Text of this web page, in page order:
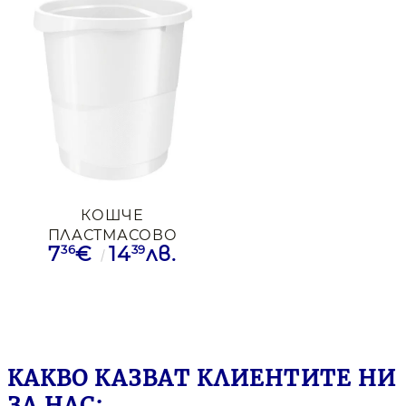
КОШЧЕ
ПЛАСТМАСОВО
ESSELTE VIVIDA 14Л
736€ 1439лв.
КАКВО КАЗВАТ КЛИЕНТИТЕ НИ